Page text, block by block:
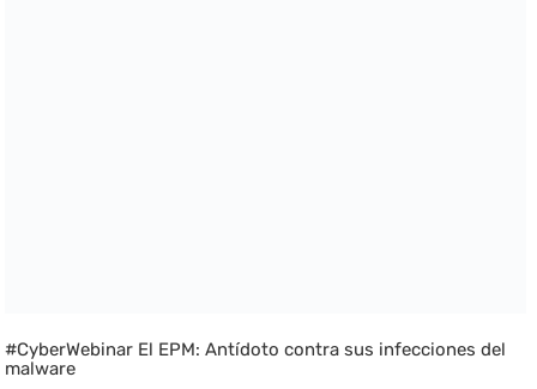
#CyberWebinar El EPM: Antídoto contra sus infecciones del
malware